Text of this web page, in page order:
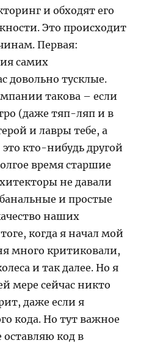
и обходят его
Это происходит
Первая:
самих
довольно тусклые.
такова – если
(даже тяп-ляп и в
и лавры тебе, а
кто-нибудь другой
время старшие
не давали
и простые
наших
когда я начал мой
много критиковали,
и так далее. Но я
мере сейчас никто
даже если я
кода. Но тут важное
оставляю код в